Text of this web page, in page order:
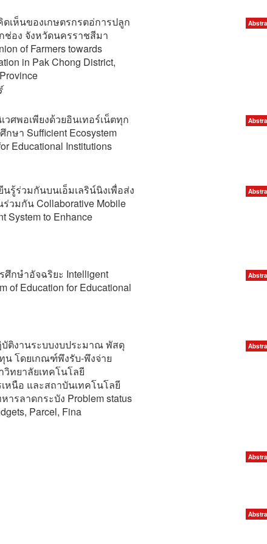
เห็นของเกษตรกรตอ่การปลูก
ช่อง จังหวัดนครราชสีมา
of Farmers towards
in Pak Chong District,
วศพอเพียงด้วยอินเทอร์เน็ตทุก
ษา Sufficient Ecosystem
Educational Institutions
นรู้ร่วมกันบนเอ็มเลริน์นิงเพื่อส่ง
วมกัน Collaborative Mobile
System to Enhance
กษำอัจฉริยะ Intelligent
of Education for Educational
ติงานระบบงบประมาณ พัสดุ
น โดยเกณฑ์พึงรับ-พึงจ่าย
ทยาลัยเทคโนโลยี
หนือ และสถาบันเทคโนโลยี
ารลาดกระบัง Problem status
Parcel, Fina